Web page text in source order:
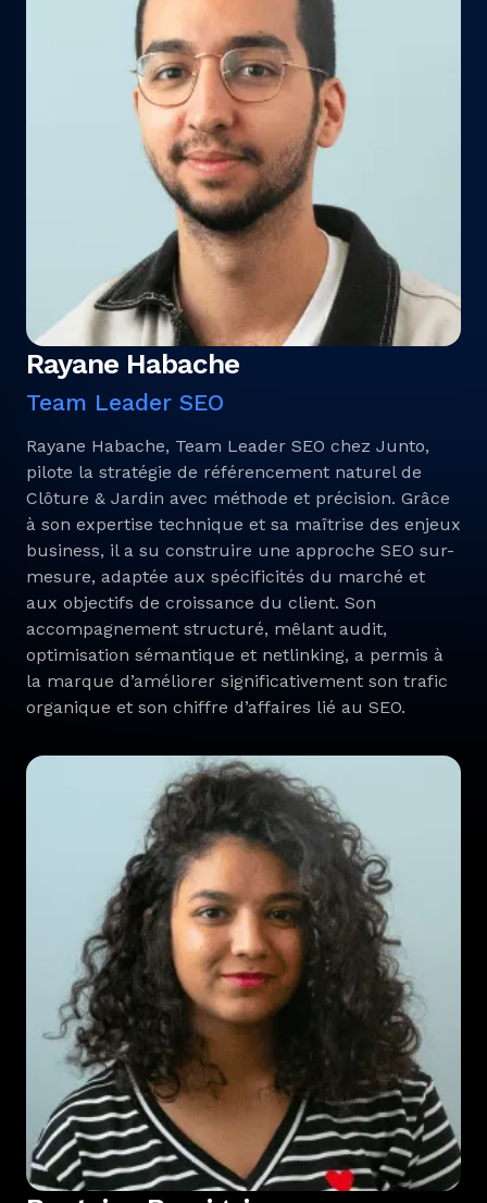
Rayane Habache
Team Leader SEO
Rayane Habache, Team Leader SEO chez Junto,
pilote la stratégie de référencement naturel de
Clôture & Jardin avec méthode et précision. Grâce
à son expertise technique et sa maîtrise des enjeux
business, il a su construire une approche SEO sur-
mesure, adaptée aux spécificités du marché et
aux objectifs de croissance du client. Son
accompagnement structuré, mêlant audit,
optimisation sémantique et netlinking, a permis à
la marque d’améliorer significativement son trafic
organique et son chiffre d’affaires lié au SEO.